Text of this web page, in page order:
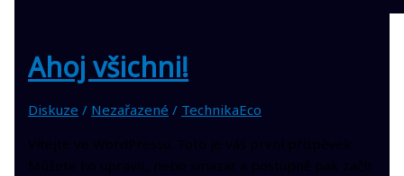
Ahoj všichni!
Diskuze / Nezařazené / TechnikaEco
Vítejte ve WordPressu. Toto je váš první příspěvek.
Můžete ho upravit, nebo smazat a postupně pak začít